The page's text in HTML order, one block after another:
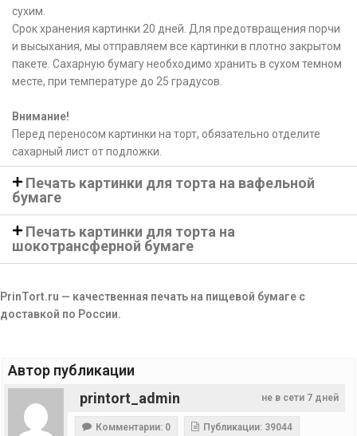
сухим.
Срок хранения картинки 20 дней. Для предотвращения порчи
и высыхания, мы отправляем все картинки в плотно закрытом
пакете. Сахарную бумагу необходимо хранить в сухом темном
месте, при температуре до 25 градусов.
Внимание!
Перед переносом картинки на торт, обязательно отделите
сахарный лист от подложки.
Печать картинки для торта на вафельной
бумаге
Печать картинки для торта на
шокотрансферной бумаге
PrinTort.ru — качественная печать на пищевой бумаге с
доставкой по России.
Автор публикации
не в сети 7 дней
printort_admin
Комментарии: 0 Публикации: 39044